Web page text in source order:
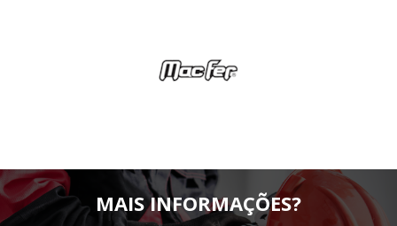
MAIS INFORMAÇÕES?